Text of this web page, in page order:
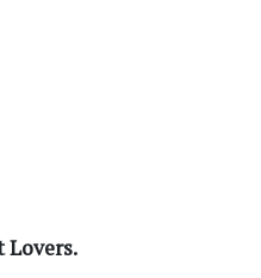
Lovers.